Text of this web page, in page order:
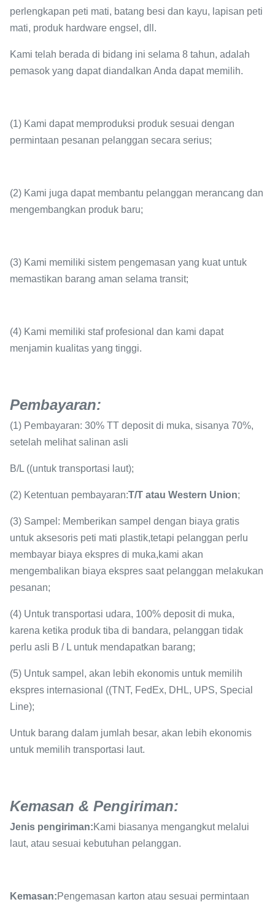
perlengkapan peti mati, batang besi dan kayu, lapisan peti
mati, produk hardware engsel, dll.
Kami telah berada di bidang ini selama 8 tahun, adalah
pemasok yang dapat diandalkan Anda dapat memilih.
(1) Kami dapat memproduksi produk sesuai dengan
permintaan pesanan pelanggan secara serius;
(2) Kami juga dapat membantu pelanggan merancang dan
mengembangkan produk baru;
(3) Kami memiliki sistem pengemasan yang kuat untuk
memastikan barang aman selama transit;
(4) Kami memiliki staf profesional dan kami dapat
menjamin kualitas yang tinggi.
Pembayaran:
(1) Pembayaran: 30% TT deposit di muka, sisanya 70%,
setelah melihat salinan asli
B/L ((untuk transportasi laut);
(2) Ketentuan pembayaran:T/T atau Western Union;
(3) Sampel: Memberikan sampel dengan biaya gratis
untuk aksesoris peti mati plastik,tetapi pelanggan perlu
membayar biaya ekspres di muka,kami akan
mengembalikan biaya ekspres saat pelanggan melakukan
pesanan;
(4) Untuk transportasi udara, 100% deposit di muka,
karena ketika produk tiba di bandara, pelanggan tidak
perlu asli B / L untuk mendapatkan barang;
(5) Untuk sampel, akan lebih ekonomis untuk memilih
ekspres internasional ((TNT, FedEx, DHL, UPS, Special
Line);
Untuk barang dalam jumlah besar, akan lebih ekonomis
untuk memilih transportasi laut.
Kemasan & Pengiriman:
Jenis pengiriman:Kami biasanya mengangkut melalui
laut, atau sesuai kebutuhan pelanggan.
Kemasan:Pengemasan karton atau sesuai permintaan